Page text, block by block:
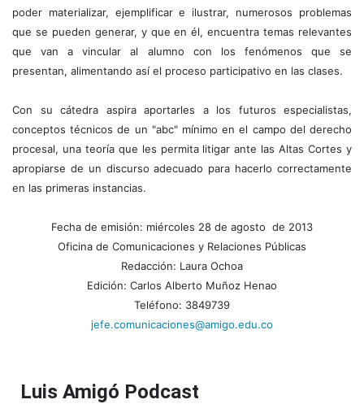
poder materializar, ejemplificar e ilustrar, numerosos problemas
que se pueden generar, y que en él, encuentra temas relevantes
que van a vincular al alumno con los fenómenos que se
presentan, alimentando así el proceso participativo en las clases.
Con su cátedra aspira aportarles a los futuros especialistas,
conceptos técnicos de un "abc" mínimo en el campo del derecho
procesal, una teoría que les permita litigar ante las Altas Cortes y
apropiarse de un discurso adecuado para hacerlo correctamente
en las primeras instancias.
Fecha de emisión: miércoles 28 de agosto de 2013
Oficina de Comunicaciones y Relaciones Públicas
Redacción: Laura Ochoa
Edición: Carlos Alberto Muñoz Henao
Teléfono: 3849739
jefe.comunicaciones@amigo.edu.co
Luis Amigó Podcast